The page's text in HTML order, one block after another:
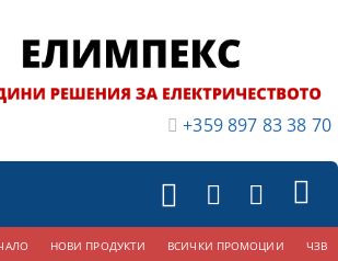
+359 897 83 38 70
НОВИ ПРОДУКТИ ВСИЧКИ ПРОМОЦИИ ЧЗВ